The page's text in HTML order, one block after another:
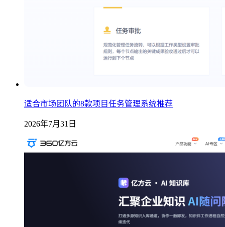
适合市场团队的8款项目任务管理系统推荐
2026年7月31日